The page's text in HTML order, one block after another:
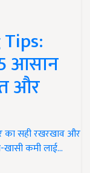
आसान
और
का सही रखरखाव और
कमी लाई…